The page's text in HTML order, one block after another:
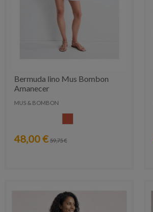
Bermuda lino Mus Bombon
Amanecer
MUS & BOMBON
48,00 € 59,75 €